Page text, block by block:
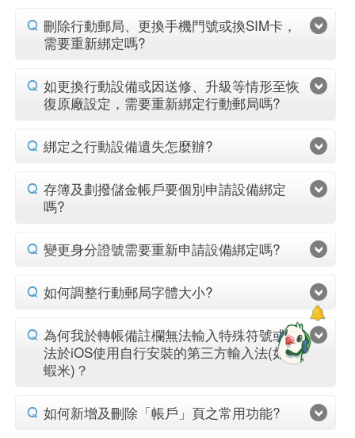
刪除行動郵局、更換手機門號或換SIM卡，
需要重新綁定嗎?
如更換行動設備或因送修、升級等情形至恢
復原廠設定，需要重新綁定行動郵局嗎?
綁定之行動設備遺失怎麼辦?
存簿及劃撥儲金帳戶要個別申請設備綁定
嗎?
變更身分證號需要重新申請設備綁定嗎?
如何調整行動郵局字體大小?
為何我於轉帳備註欄無法輸入特殊符號或無
法於iOS使用自行安裝的第三方輸入法(如嘸
蝦米)？
如何新增及刪除「帳戶」頁之常用功能?